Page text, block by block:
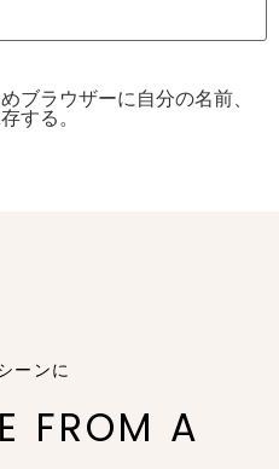
ブラウザーに自分の名前、
する。
ーンに
FROM A